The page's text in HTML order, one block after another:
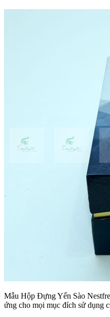
Mẫu Hộp Đựng Yến Sào
ứng cho mọi mục đích sử dụng